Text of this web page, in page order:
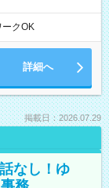
ークOK
詳細へ
掲載日：2026.07.29
なし！ゆ